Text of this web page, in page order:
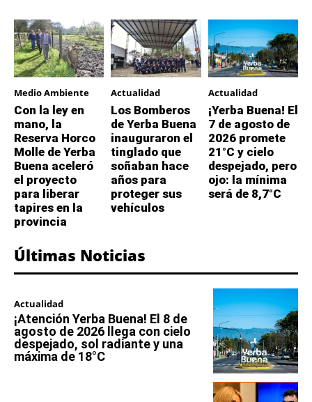
Medio Ambiente
Con la ley en
mano, la
Reserva Horco
Molle de Yerba
Buena aceleró
el proyecto
para liberar
tapires en la
provincia
Actualidad
Los Bomberos
de Yerba Buena
inauguraron el
tinglado que
soñaban hace
años para
proteger sus
vehículos
Actualidad
¡Yerba Buena! El
7 de agosto de
2026 promete
21°C y cielo
despejado, pero
ojo: la mínima
será de 8,7°C
Últimas Noticias
Actualidad
¡Atención Yerba Buena! El 8 de
agosto de 2026 llega con cielo
despejado, sol radiante y una
máxima de 18°C